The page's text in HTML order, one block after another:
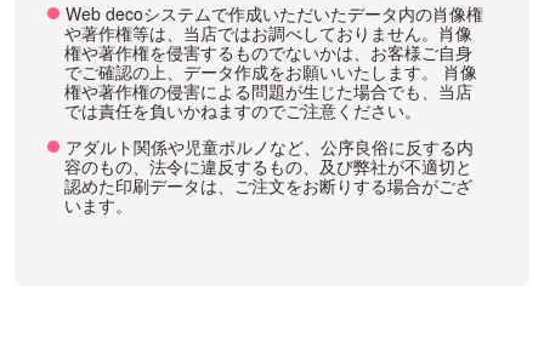
Web decoシステムで作成いただいたデータ内の肖像権
や著作権等は、当店ではお調べしておりません。肖像
権や著作権を侵害するものでないかは、お客様ご自身
でご確認の上、データ作成をお願いいたします。 肖像
権や著作権の侵害による問題が生じた場合でも、当店
では責任を負いかねますのでご注意ください。
アダルト関係や児童ポルノなど、公序良俗に反する内
容のもの、法令に違反するもの、及び弊社が不適切と
認めた印刷データは、ご注文をお断りする場合がござ
います。